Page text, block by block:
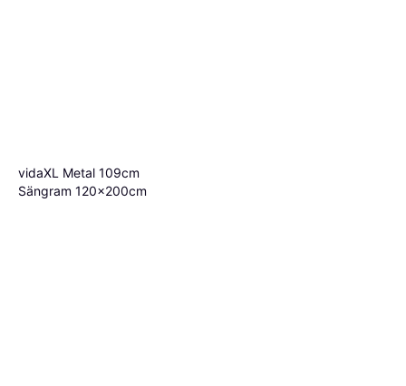
vidaXL Metal 109cm
Sängram 120x200cm